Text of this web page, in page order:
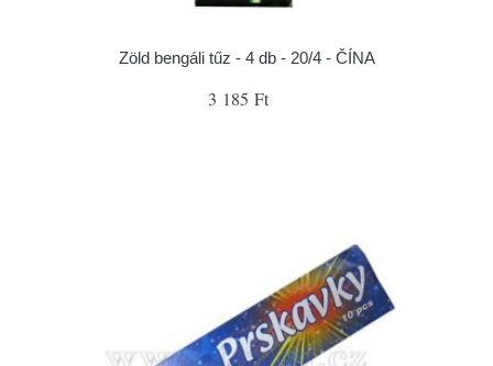
Zöld bengáli tűz - 4 db - 20/4 - ČÍNA
3 185 Ft